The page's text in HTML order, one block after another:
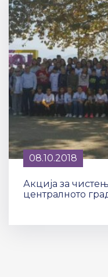
08.10.2018
Акција за
централното